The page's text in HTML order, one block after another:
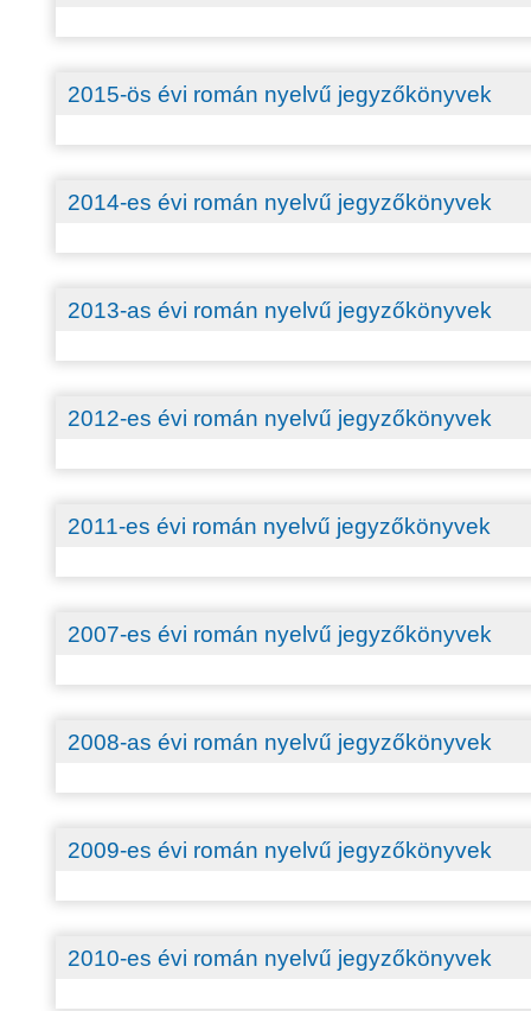
2015-ös évi román nyelvű jegyzőkönyvek
2014-es évi román nyelvű jegyzőkönyvek
2013-as évi román nyelvű jegyzőkönyvek
2012-es évi román nyelvű jegyzőkönyvek
2011-es évi román nyelvű jegyzőkönyvek
2007-es évi román nyelvű jegyzőkönyvek
2008-as évi román nyelvű jegyzőkönyvek
2009-es évi román nyelvű jegyzőkönyvek
2010-es évi román nyelvű jegyzőkönyvek